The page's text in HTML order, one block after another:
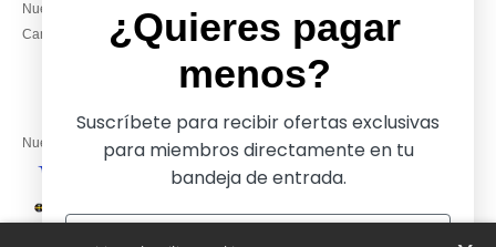
Nuestros compromisos
Camisetas locales al por mayor
Viernes: 10:00–14:00
Nuestros socios financieros
¿Quieres pagar
menos?
Suscríbete para recibir ofertas exclusivas
para miembros directamente en tu
bandeja de entrada.